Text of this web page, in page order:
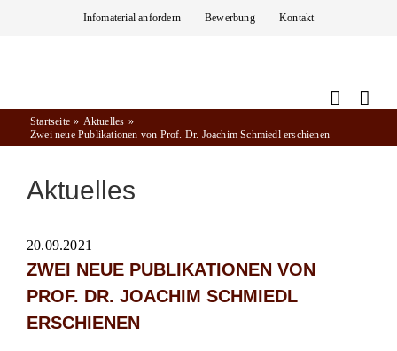
Infomaterial anfordern Bewerbung Kontakt
Startseite
Aktuelles
Zwei neue Publikationen von Prof. Dr. Joachim Schmiedl erschienen
Aktuelles
20.09.2021
ZWEI NEUE PUBLIKATIONEN VON
PROF. DR. JOACHIM SCHMIEDL
ERSCHIENEN